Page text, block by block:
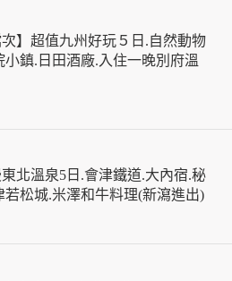
次】超值九州好玩５日.自然動物
小鎮.日田酒廠.入住一晚別府溫
東北溫泉5日.會津鐵道.大內宿.秘
若松城.米澤和牛料理(新瀉進出)